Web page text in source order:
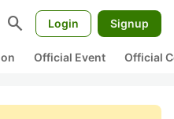
search Login Signup
Official Event Official